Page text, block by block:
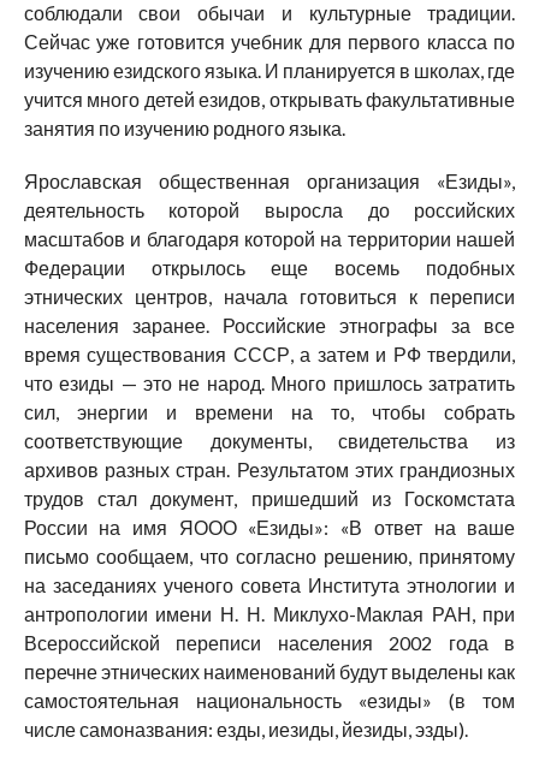
соблюдали свои обычаи и культурные традиции.
Сейчас уже готовится учебник для первого класса по
изучению езидского языка. И планируется в школах, где
учится много детей езидов, открывать факультативные
занятия по изучению родного языка.
Ярославская общественная организация «Езиды»,
деятельность которой выросла до российских
масштабов и благодаря которой на территории нашей
Федерации открылось еще восемь подобных
этнических центров, начала готовиться к переписи
населения заранее. Российские этнографы за все
время существования СССР, а затем и РФ твердили,
что езиды — это не народ. Много пришлось затратить
сил, энергии и времени на то, чтобы собрать
соответствующие документы, свидетельства из
архивов разных стран. Результатом этих грандиозных
трудов стал документ, пришедший из Госкомстата
России на имя ЯООО «Езиды»: «В ответ на ваше
письмо сообщаем, что согласно решению, принятому
на заседаниях ученого совета Института этнологии и
антропологии имени Н. Н. Миклухо-Маклая РАН, при
Всероссийской переписи населения 2002 года в
перечне этнических наименований будут выделены как
самостоятельная национальность «езиды» (в том
числе самоназвания: езды, иезиды, йезиды, эзды).